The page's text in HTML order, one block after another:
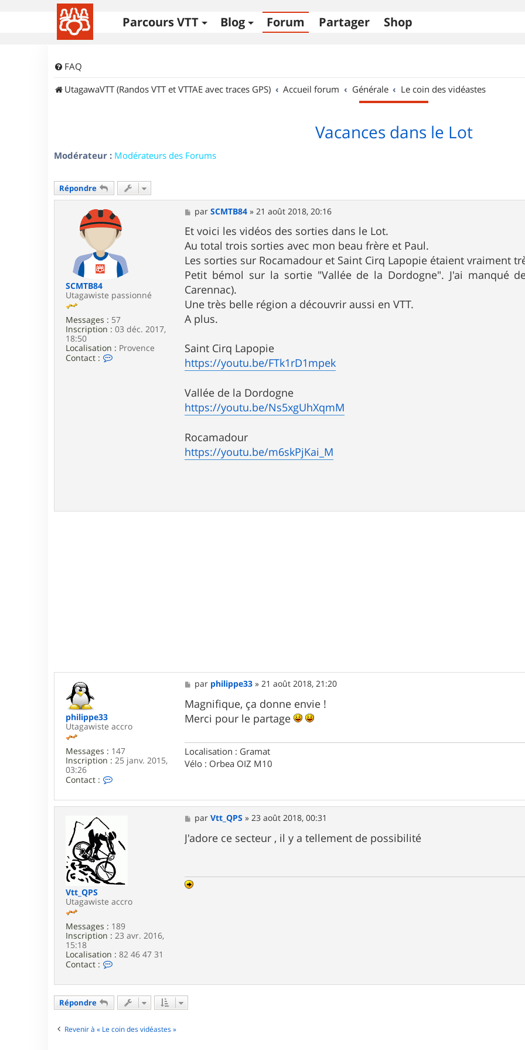
Parcours VTT Blog Forum Partager Shop
FAQ
UtagawaVTT (Randos VTT et VTTAE avec traces GPS)
Accueil forum Générale Le coin des vidéastes
Vacances dans le Lot
Modérateur : Modérateurs des Forums
Répondre
SCMTB84
Utagawiste passionné
Messages : 57
Inscription : 03 déc. 2017,
18:50
Localisation : Provence
Contact :
M
e
s
s
a
g
e
parSCMTB84 »21 août 2018, 20:16
Et voici les vidéos des sorties dans le Lot.
Au total trois sorties avec mon beau frère et Paul.
Les sorties sur Rocamadour et Saint Cirq Lapopie étaient vraiment
Petit bémol sur la sortie "Vallée de la Dordogne". J'ai manqué
Carennac).
Une très belle région a découvrir aussi en VTT.
A plus.
Saint Cirq Lapopie
https://youtu.be/FTk1rD1mpek
Vallée de la Dordogne
https://youtu.be/Ns5xgUhXqmM
Rocamadour
https://youtu.be/m6skPjKai_M
philippe33
Utagawiste accro
Messages : 147
Inscription : 25 janv. 2015,
03:26
Contact :
n
t
t
e
r
p
h
i
i
e
3
M
e
s
s
a
par philippe33 »21 août 2018, 21:20
Magnifique, ça donne envie !
Merci pour le partage
Localisation : Gramat
Vélo : Orbea OIZ M10
Vtt_QPS
Utagawiste accro
Messages : 189
Inscription : 23 avr. 2016,
15:18
Localisation : 82 46 47 31
Contact :
c
e
M
e
s
s
parVtt_QPS »23 août 2018, 00:31
J'adore ce secteur , il y a tellement de possibilité
Répondre
Revenir à « Le coin des vidéastes »